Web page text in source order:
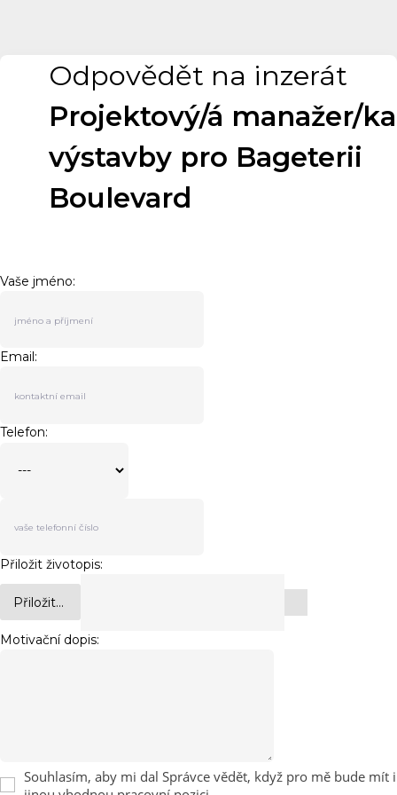
Odpovědět na inzerát
Projektový/á manažer/ka
výstavby pro Bageterii
Boulevard
Vaše jméno:
Email:
Telefon:
Přiložit životopis:
Přiložit...
Motivační dopis:
Souhlasím, aby mi dal Správce vědět, když pro mě bude mít i